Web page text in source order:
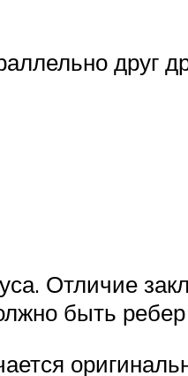
друг
Отличие
быть